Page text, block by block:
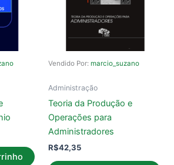
Vendido Por: marcio_suzano
Administração
Teoria da Produção e
Operações para
Administradores
R$42,35